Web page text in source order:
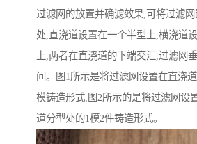
过滤网的放置并确滤效果,可将过滤
处,直浇道设置在一个半型上,横浇道
上,两者在直浇道的下端交汇,过滤网
间。图1所示是将过滤网设置在直浇
模铸造形式,图2所示的是将过滤网设
道分型处的1模2件铸造形式。